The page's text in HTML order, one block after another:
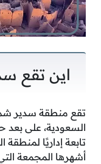
اين تقع
تقع منطقة سدير
تابعة إداريًا
أشهرها المجمعة